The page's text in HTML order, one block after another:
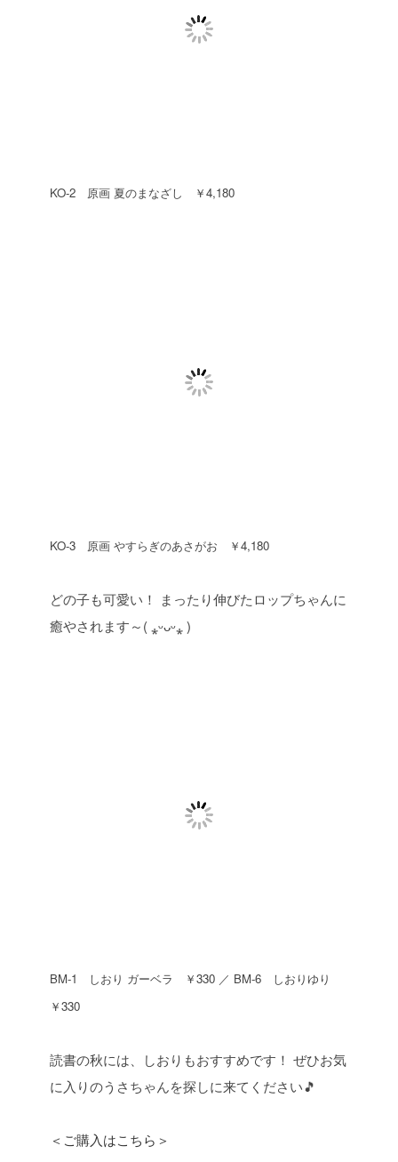
KO-2 原画 夏のまなざし ￥4,180
KO-3 原画 やすらぎのあさがお ￥4,180
どの子も可愛い！
まったり伸びたロップちゃんに
癒やされます～( ⁎ᵕᴗᵕ⁎ )
BM-1 しおり ガーベラ ￥330 ／ BM-6 しおりゆり
￥330
読書の秋には、しおりもおすすめです！ ぜひお気
に入りのうさちゃんを探しに来てください🎵
＜ご購入はこちら＞